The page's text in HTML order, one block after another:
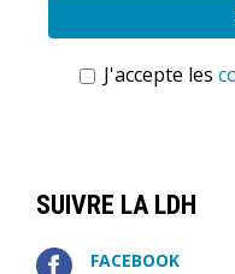
J'accepte les
SUIVRE LA LDH
FACEBOOK